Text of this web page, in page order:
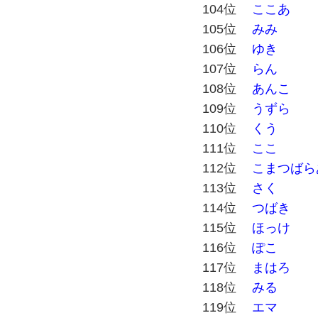
104位
ここあ
105位
みみ
106位
ゆき
107位
らん
108位
あんこ
109位
うずら
110位
くう
111位
ここ
112位
こまつば
113位
さく
114位
つばき
115位
ほっけ
116位
ぽこ
117位
まはろ
118位
みる
119位
エマ